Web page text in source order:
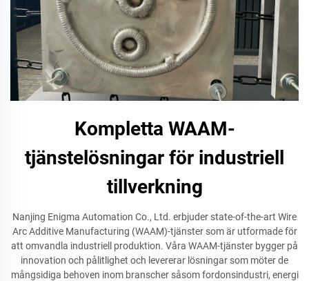
Kompletta WAAM-
tjänstelösningar för industriell
tillverkning
Nanjing Enigma Automation Co., Ltd. erbjuder state-of-the-art Wire
Arc Additive Manufacturing (WAAM)-tjänster som är utformade för
att omvandla industriell produktion. Våra WAAM-tjänster bygger på
innovation och pålitlighet och levererar lösningar som möter de
mångsidiga behoven inom branscher såsom fordonsindustri, energi